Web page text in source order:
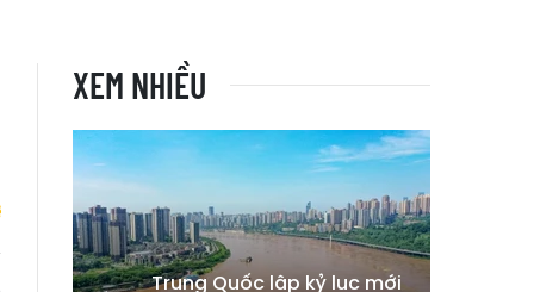
XEM NHIỀU
Trung Quốc lập kỷ lục mới